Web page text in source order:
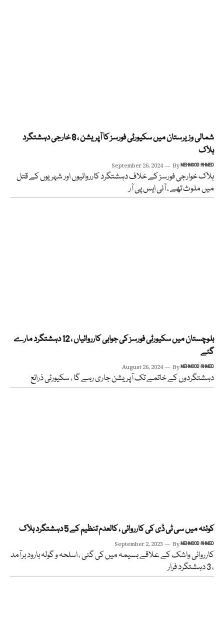
شمالی وزیرستان میں سکیورٹی فورسز کا آپریشن ، 8 خارجی دہشتگرد
ہلاک
September 26, 2024 ByMEHMOOD AHMED
ہلاک خوارجی فورسز کے خلاف دہشتگرد کارروائیوں اور شہریوں کے قتل
میں ملوث تھے ، آئی ایس پی آر
بلوچستان میں سکیورٹی فورسز کی جوابی کارروائیاں ، 12 دہشتگرد مارے
گئے
August 26, 2024 ByMEHMOOD AHMED
دہشتگردوں کے خاتمے تک آپریشن جاری رہے گا ، سکیورٹی ذرائع
کوئٹہ میں سی ٹی ڈی کی کارروائی ، کالعدم تنظیم کے 5 دہشتگرد ہلاک
September 2, 2023 ByMEHMOOD AHMED
کارروائی واشک کے علاقے بسیمہ میں کی گئی ، اسلحہ و گولہ بارود برآمد
، 3 دہشتگرد فرار